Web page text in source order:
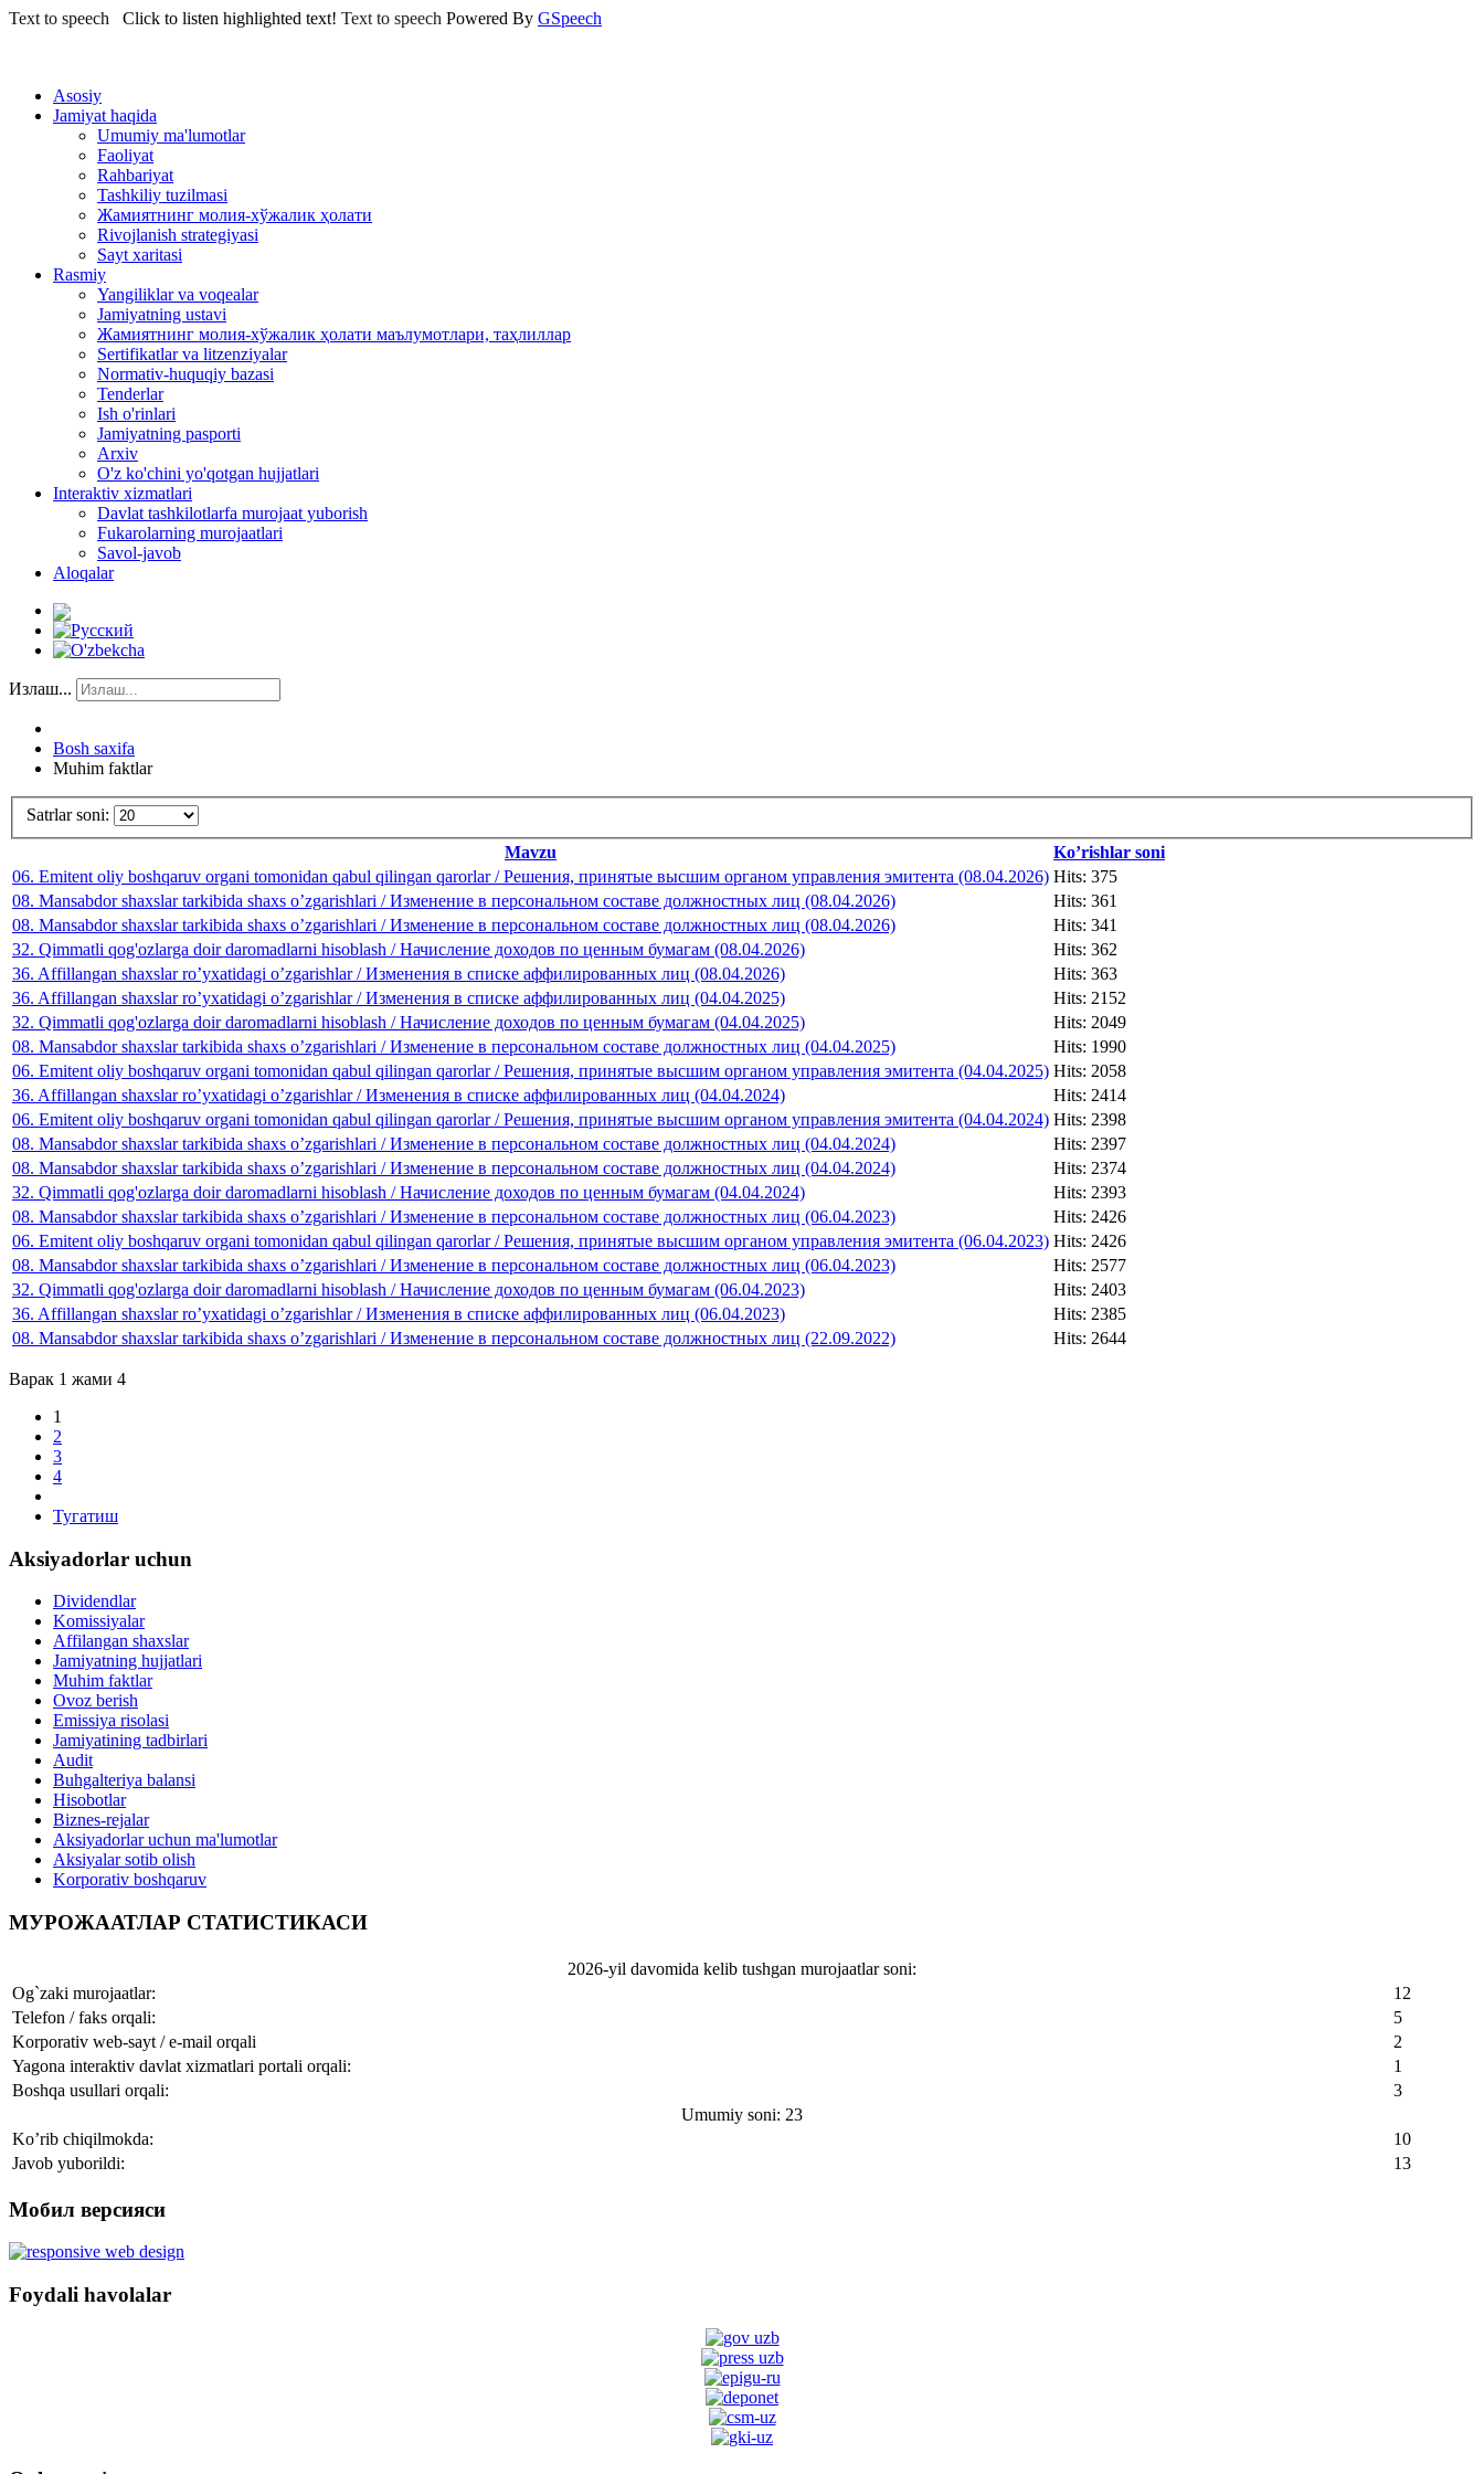
Text to speech Click to listen highlighted text! Text to speech Powered By GSpeech
Asosiy
Jamiyat haqida
Umumiy ma'lumotlar
Faoliyat
Rahbariyat
Tashkiliy tuzilmasi
Жамиятнинг молия-хўжалик ҳолати
Rivojlanish strategiyasi
Sayt xaritasi
Rasmiy
Yangiliklar va voqealar
Jamiyatning ustavi
Жамиятнинг молия-хўжалик ҳолати маълумотлари, таҳлиллар
Sertifikatlar va litzenziyalar
Normativ-huquqiy bazasi
Tenderlar
Ish o'rinlari
Jamiyatning pasporti
Arxiv
O'z ko'chini yo'qotgan hujjatlari
Interaktiv xizmatlari
Davlat tashkilotlarfa murojaat yuborish
Fukarolarning murojaatlari
Savol-javob
Aloqalar
Излаш...
Bosh saxifa
Muhim faktlar
Satrlar soni:
Mavzu
Ko’rishlar soni
06. Emitent oliy boshqaruv organi tomonidan qabul qilingan qarorlar / Решения, принятые высшим органом управления эмитента (08.04.2026) Hits: 375
08. Mansabdor shaxslar tarkibida shaxs o’zgarishlari / Изменение в персональном составе должностных лиц (08.04.2026)
Hits: 361
08. Mansabdor shaxslar tarkibida shaxs o’zgarishlari / Изменение в персональном составе должностных лиц (08.04.2026)
Hits: 341
32. Qimmatli qog'ozlarga doir daromadlarni hisoblash / Начисление доходов по ценным бумагам (08.04.2026)
Hits: 362
36. Affillangan shaxslar ro’yxatidagi o’zgarishlar / Изменения в списке аффилированных лиц (08.04.2026)
Hits: 363
36. Affillangan shaxslar ro’yxatidagi o’zgarishlar / Изменения в списке аффилированных лиц (04.04.2025)
Hits: 2152
32. Qimmatli qog'ozlarga doir daromadlarni hisoblash / Начисление доходов по ценным бумагам (04.04.2025)
Hits: 2049
08. Mansabdor shaxslar tarkibida shaxs o’zgarishlari / Изменение в персональном составе должностных лиц (04.04.2025)
Hits: 1990
06. Emitent oliy boshqaruv organi tomonidan qabul qilingan qarorlar / Решения, принятые высшим органом управления эмитента (04.04.2025) Hits: 2058
36. Affillangan shaxslar ro’yxatidagi o’zgarishlar / Изменения в списке аффилированных лиц (04.04.2024)
Hits: 2414
06. Emitent oliy boshqaruv organi tomonidan qabul qilingan qarorlar / Решения, принятые высшим органом управления эмитента (04.04.2024) Hits: 2398
08. Mansabdor shaxslar tarkibida shaxs o’zgarishlari / Изменение в персональном составе должностных лиц (04.04.2024)
Hits: 2397
08. Mansabdor shaxslar tarkibida shaxs o’zgarishlari / Изменение в персональном составе должностных лиц (04.04.2024)
Hits: 2374
32. Qimmatli qog'ozlarga doir daromadlarni hisoblash / Начисление доходов по ценным бумагам (04.04.2024)
Hits: 2393
08. Mansabdor shaxslar tarkibida shaxs o’zgarishlari / Изменение в персональном составе должностных лиц (06.04.2023)
Hits: 2426
06. Emitent oliy boshqaruv organi tomonidan qabul qilingan qarorlar / Решения, принятые высшим органом управления эмитента (06.04.2023) Hits: 2426
08. Mansabdor shaxslar tarkibida shaxs o’zgarishlari / Изменение в персональном составе должностных лиц (06.04.2023)
Hits: 2577
32. Qimmatli qog'ozlarga doir daromadlarni hisoblash / Начисление доходов по ценным бумагам (06.04.2023)
Hits: 2403
36. Affillangan shaxslar ro’yxatidagi o’zgarishlar / Изменения в списке аффилированных лиц (06.04.2023)
Hits: 2385
08. Mansabdor shaxslar tarkibida shaxs o’zgarishlari / Изменение в персональном составе должностных лиц (22.09.2022)
Hits: 2644
Варак 1 жами 4
1
2
3
4
Тугатиш
Aksiyadorlar uchun
Dividendlar
Komissiyalar
Affilangan shaxslar
Jamiyatning hujjatlari
Muhim faktlar
Ovoz berish
Emissiya risolasi
Jamiyatining tadbirlari
Audit
Buhgalteriya balansi
Hisobotlar
Biznes-rejalar
Aksiyadorlar uchun ma'lumotlar
Aksiyalar sotib olish
Korporativ boshqaruv
МУРОЖААТЛАР СТАТИСТИКАСИ
2026-yil davomida kelib tushgan murojaatlar soni:
Og`zaki murojaatlar:
12
Telefon / faks orqali:
5
Korporativ web-sayt / e-mail orqali
2
Yagona interaktiv davlat xizmatlari portali orqali:
1
Boshqa usullari orqali:
3
Umumiy soni: 23
Ko’rib chiqilmokda:
10
Javob yuborildi:
13
Мобил версияси
Foydali havolalar